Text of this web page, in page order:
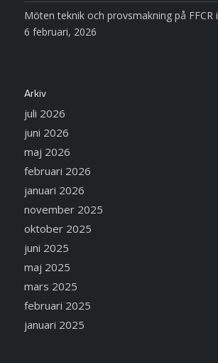
Möten teknik och provsmakning på FFCR
6 februari, 2026
Arkiv
juli 2026
juni 2026
maj 2026
februari 2026
januari 2026
november 2025
oktober 2025
juni 2025
maj 2025
mars 2025
februari 2025
januari 2025